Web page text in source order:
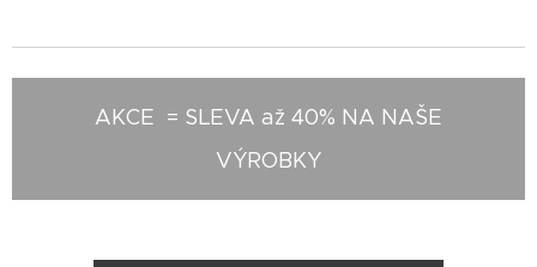
AKCE = SLEVA až 40% NA NAŠE
VÝROBKY